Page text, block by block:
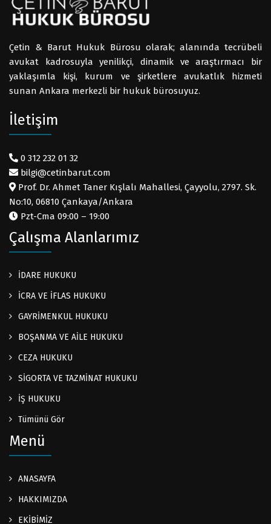
Çetin & Barut Hukuk Bürosu olarak; alanında tecrübeli
avukat kadrosuyla yenilikçi, dinamik ve araştırmacı bir
yaklaşımla kişi, kurum ve şirketlere avukatlık hizmeti
sunan Ankara merkezli bir hukuk bürosuyuz.
İletişim
0 312 232 01 32
bilgi@cetinbarut.com
Prof. Dr. Ahmet Taner Kışlalı Mahallesi, Çayyolu, 2797. Sk.
No:10, 06810 Çankaya/Ankara
Pzt-Cma 09:00 – 19:00
Çalışma Alanlarımız
İDARE HUKUKU
İCRA VE İFLAS HUKUKU
GAYRİMENKUL HUKUKU
BOŞANMA VE AİLE HUKUKU
CEZA HUKUKU
SİGORTA VE TAZMİNAT HUKUKU
İŞ HUKUKU
Tümünü Gör
Menü
ANASAYFA
HAKKIMIZDA
EKİBİMİZ